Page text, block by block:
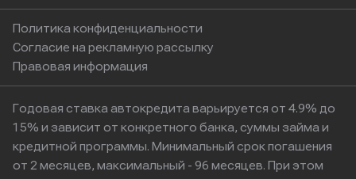
Политика конфиденциальности
Согласие на рекламную рассылку
Правовая информация
Годовая ставка автокредита варьируется от 4.9% до
15% и зависит от конкретного банка, суммы займа и
кредитной программы. Минимальный срок погашения
от 2 месяцев, максимальный - 96 месяцев. При этом